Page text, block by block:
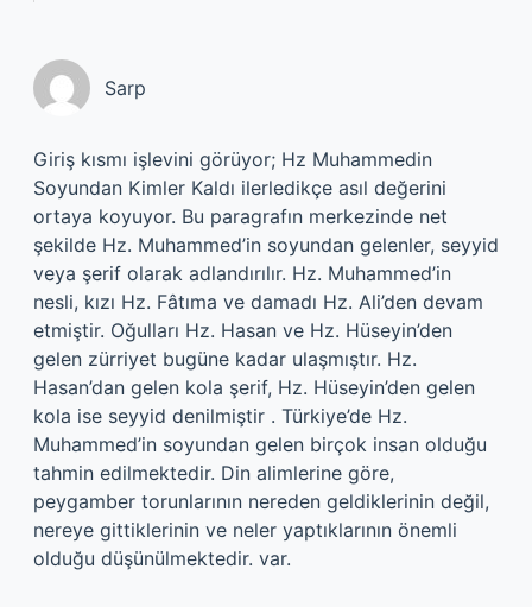
Sarp
Giriş kısmı işlevini görüyor; Hz Muhammedin
Soyundan Kimler Kaldı ilerledikçe asıl değerini
ortaya koyuyor. Bu paragrafın merkezinde net
şekilde Hz. Muhammed’in soyundan gelenler, seyyid
veya şerif olarak adlandırılır. Hz. Muhammed’in
nesli, kızı Hz. Fâtıma ve damadı Hz. Ali’den devam
etmiştir. Oğulları Hz. Hasan ve Hz. Hüseyin’den
gelen zürriyet bugüne kadar ulaşmıştır. Hz.
Hasan’dan gelen kola şerif, Hz. Hüseyin’den gelen
kola ise seyyid denilmiştir . Türkiye’de Hz.
Muhammed’in soyundan gelen birçok insan olduğu
tahmin edilmektedir. Din alimlerine göre,
peygamber torunlarının nereden geldiklerinin değil,
nereye gittiklerinin ve neler yaptıklarının önemli
olduğu düşünülmektedir. var.